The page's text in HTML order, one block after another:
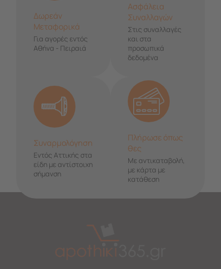
Δωρεάν
Μεταφορικά
Για αγορές εντός
Αθήνα - Πειραιά
Ασφάλεια
Συναλλαγών
Στις συναλλαγές
και στα
προσωπικά
δεδομένα
Συναρμολόγηση
Εντός Αττικής στα
είδη με αντίστοιχη
σήμανση
Πλήρωσε όπως
θες
Με αντικαταβολή,
με κάρτα με
κατάθεση